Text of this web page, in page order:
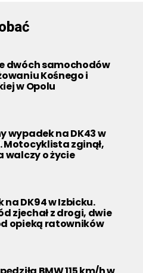
dwóch samochodów
Kośnego i
w Opolu
wypadek na DK43 w
Motocyklista zginął,
walczy o życie
na DK94 w Izbicku.
zjechał z drogi, dwie
opieką ratowników